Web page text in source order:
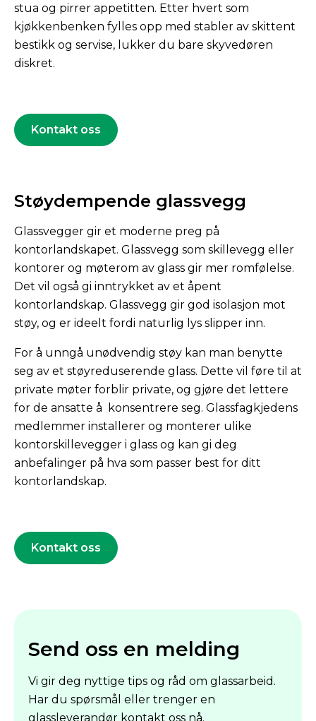
stua og pirrer appetitten. Etter hvert som
kjøkkenbenken fylles opp med stabler av skittent
bestikk og servise, lukker du bare skyvedøren
diskret.
Kontakt oss
Støydempende glassvegg
Glassvegger gir et moderne preg på
kontorlandskapet. Glassvegg som skillevegg eller
kontorer og møterom av glass gir mer romfølelse.
Det vil også gi inntrykket av et åpent
kontorlandskap. Glassvegg gir god isolasjon mot
støy, og er ideelt fordi naturlig lys slipper inn.
For å unngå unødvendig støy kan man benytte
seg av et støyreduserende glass. Dette vil føre til at
private møter forblir private, og gjøre det lettere
for de ansatte å konsentrere seg. Glassfagkjedens
medlemmer installerer og monterer ulike
kontorskillevegger i glass og kan gi deg
anbefalinger på hva som passer best for ditt
kontorlandskap.
Kontakt oss
Send oss en melding
Vi gir deg nyttige tips og råd om glassarbeid.
Har du spørsmål eller trenger en
glassleverandør kontakt oss nå.